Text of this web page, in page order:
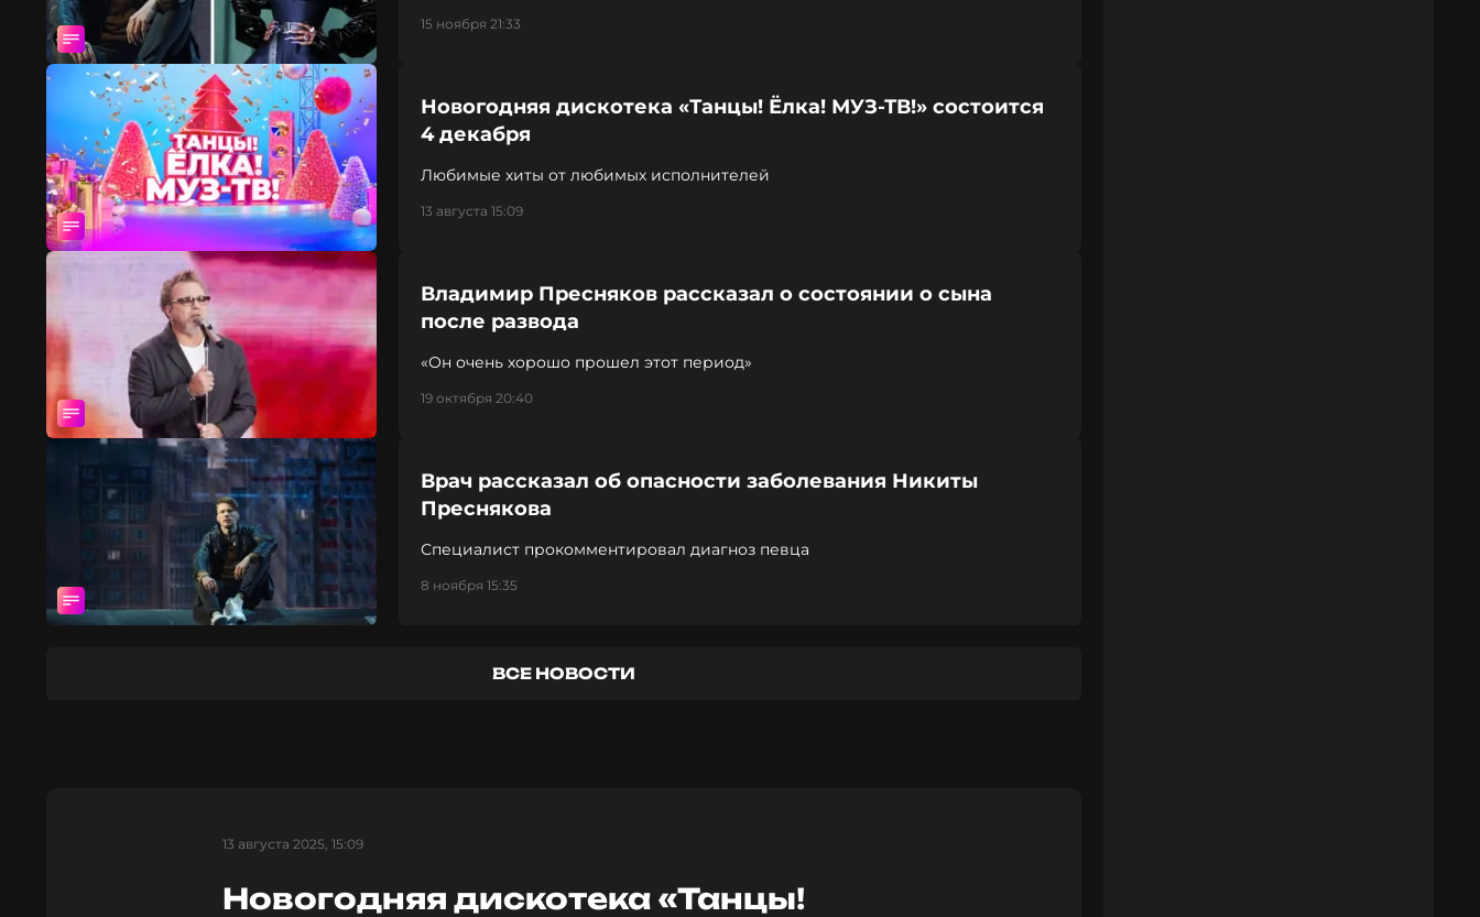
15 ноября 21:33
Новогодняя дискотека «Танцы! Ёлка! МУЗ-ТВ!» состоится
4 декабря
Любимые хиты от любимых исполнителей
13 августа 15:09
Владимир Пресняков рассказал о состоянии о сына
после развода
«Он очень хорошо прошел этот период»
19 октября 20:40
Врач рассказал об опасности заболевания Никиты
Преснякова
Специалист прокомментировал диагноз певца
8 ноября 15:35
ВСЕ НОВОСТИ
13 августа 2025, 15:09
Новогодняя дискотека «Танцы!